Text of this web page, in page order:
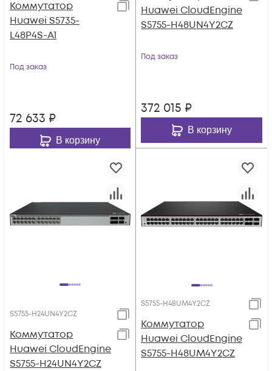
Коммутатор
Huawei S5735-
L48P4S-A1
Под заказ
72 633 ₽
В корзину
Huawei CloudEngine
S5755-H48UN4Y2CZ
Под заказ
372 015 ₽
В корзину
S5755-H24UN4Y2CZ
Коммутатор
Huawei CloudEngine
S5755-H24UN4Y2CZ
S5755-H48UM4Y2CZ
Коммутатор
Huawei CloudEngine
S5755-H48UM4Y2CZ